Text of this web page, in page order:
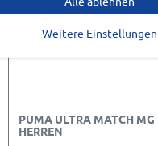
PUMA ULTRA MATCH MG
HERREN
Weitere Einstellungen